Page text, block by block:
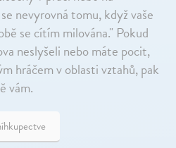
nevyrovná tomu, když vaše
se cítím milována." Pokud
neslyšeli nebo máte pocit,
hráčem v oblasti vztahů, pak
vám.